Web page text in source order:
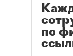
по